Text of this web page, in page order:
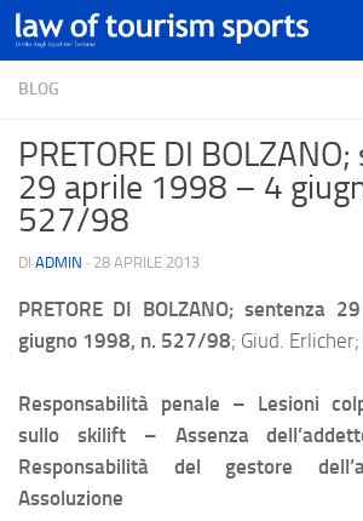
BLOG
PRETORE DI
29 aprile 1998 – 4
527/98
DI ADMIN · 28 APRILE 2013
PRETORE DI BOLZANO; sentenza
giugno 1998, n. 527/98; Giud.
Responsabilità penale – Lesioni
sullo skilift – Assenza
Responsabilità del gestore
Assoluzione